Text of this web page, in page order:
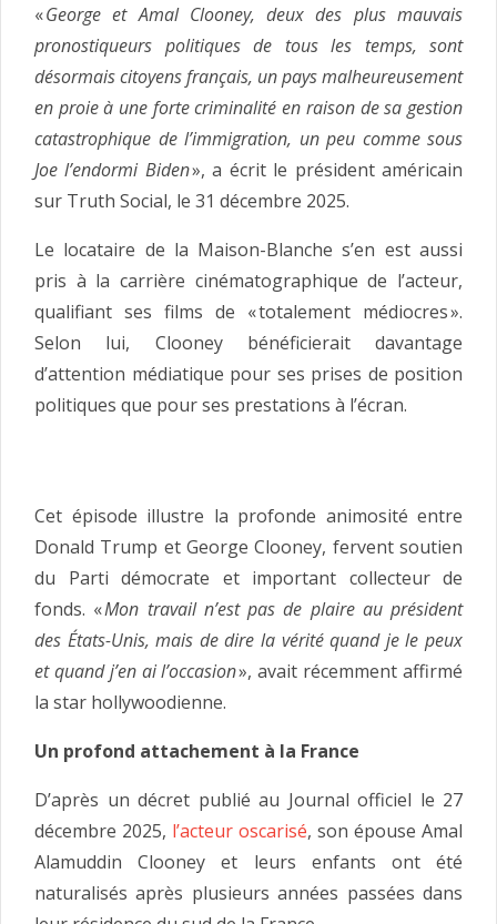
«George et Amal Clooney, deux des plus mauvais
pronostiqueurs politiques de tous les temps, sont
désormais citoyens français, un pays malheureusement
en proie à une forte criminalité en raison de sa gestion
catastrophique de l’immigration, un peu comme sous
Joe l’endormi Biden», a écrit le président américain
sur Truth Social, le 31 décembre 2025.
Le locataire de la Maison-Blanche s’en est aussi
pris à la carrière cinématographique de l’acteur,
qualifiant ses films de « totalement médiocres ».
Selon lui, Clooney bénéficierait davantage
d’attention médiatique pour ses prises de position
politiques que pour ses prestations à l’écran.
Cet épisode illustre la profonde animosité entre
Donald Trump et George Clooney, fervent soutien
du Parti démocrate et important collecteur de
fonds. «Mon travail n’est pas de plaire au président
des États-Unis, mais de dire la vérité quand je le peux
et quand j’en ai l’occasion», avait récemment affirmé
la star hollywoodienne.
Un profond attachement à la France
D’après un décret publié au Journal officiel le 27
décembre 2025, l’acteur oscarisé, son épouse Amal
Alamuddin Clooney et leurs enfants ont été
naturalisés après plusieurs années passées dans